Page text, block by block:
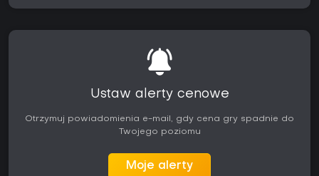
Ustaw alerty cenowe
Otrzymuj powiadomienia e-mail, gdy cena gry spadnie do
Twojego poziomu
Moje alerty